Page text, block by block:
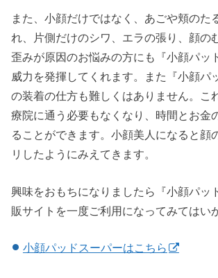
また、小顔だけではなく、あごや頬のた
れ、片側だけのシワ、エラの張り、顔の
歪みが原因のお悩みの方にも『小顔パッ
威力を発揮してくれます。また『小顔パ
の装着の仕方も難しくはありません。こ
療院に通う必要もなくなり、時間とお金
ることができます。小顔美人になると顔
リしたようにみえてきます。
興味をおもちになりましたら『小顔パッ
販サイトを一度ご利用になってみてはい
小顔パッドスーパーはこちら